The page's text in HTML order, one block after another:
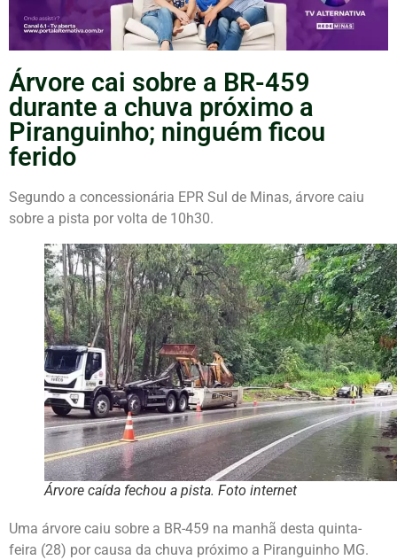
Árvore cai sobre a BR-459
durante a chuva próximo a
Piranguinho; ninguém ficou
ferido
Segundo a concessionária EPR Sul de Minas, árvore caiu
sobre a pista por volta de 10h30.
Árvore caída fechou a pista. Foto internet
Uma árvore caiu sobre a BR-459 na manhã desta quinta-
feira (28) por causa da chuva próximo a Piranguinho MG.